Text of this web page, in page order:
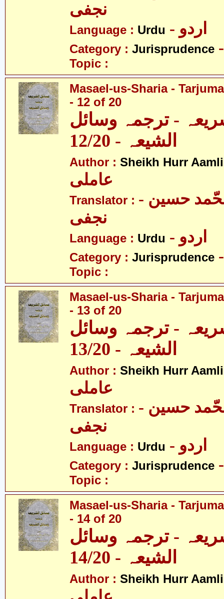
نجفی
Language : Urdu - اردو
Category : Jurisprudence
Topic :
Masael-us-Sharia -
- 12 of 20
- ترجمہ وسائل
الشیعہ - 12/20
Author : Sheikh Hurr Aamli
عاملی
Translator : - آیت اللہ محّمد حسین
نجفی
Language : Urdu - اردو
Category : Jurisprudence
Topic :
Masael-us-Sharia -
- 13 of 20
- ترجمہ وسائل
الشیعہ - 13/20
Author : Sheikh Hurr Aamli
عاملی
Translator : - آیت اللہ محّمد حسین
نجفی
Language : Urdu - اردو
Category : Jurisprudence
Topic :
Masael-us-Sharia -
- 14 of 20
- ترجمہ وسائل
الشیعہ - 14/20
Author : Sheikh Hurr Aamli